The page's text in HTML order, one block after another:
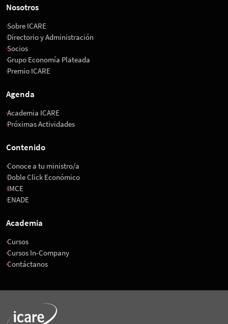
Nosotros
Sobre ICARE
Directorio y Administración
Socios
Grupo Economía Plateada
Premio ICARE
Agenda
Academia ICARE
Próximas Actividades
Contenido
Conoce a tu ministro/a
Doble Click Económico
IMCE
ENADE
Academia
Cursos
Cursos In-Company
Contáctanos